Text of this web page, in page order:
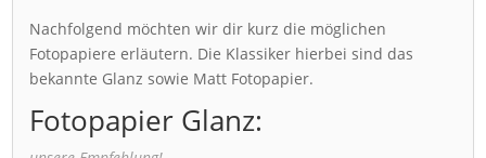
Nachfolgend möchten wir dir kurz die möglichen
Fotopapiere erläutern. Die Klassiker hierbei sind das
bekannte Glanz sowie Matt Fotopapier.
Fotopapier Glanz: